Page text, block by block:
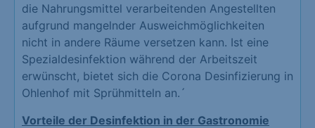
die Nahrungsmittel verarbeitenden Angestellten
aufgrund mangelnder Ausweichmöglichkeiten
nicht in andere Räume versetzen kann. Ist eine
Spezialdesinfektion während der Arbeitszeit
erwünscht, bietet sich die Corona Desinfizierung in
Ohlenhof mit Sprühmitteln an.´
Vorteile der Desinfektion in der Gastronomie